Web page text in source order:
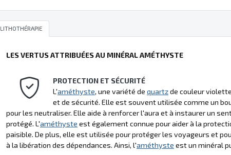
LITHOTHÉRAPIE
LES VERTUS ATTRIBUÉES AU MINÉRAL AMÉTHYSTE
PROTECTION ET SÉCURITÉ
L'améthyste, une variété de quartzde couleur
et de sécurité. Elle est souvent utilisée comme un
pour les neutraliser. Elle aide à renforcer l'aura et à instaurer un
protégé. L'améthyste est également connue pour aider à la
paisible. De plus, elle est utilisée pour protéger les voyageurs et
à la libération des dépendances. Ainsi, l'améthyste est un minéral